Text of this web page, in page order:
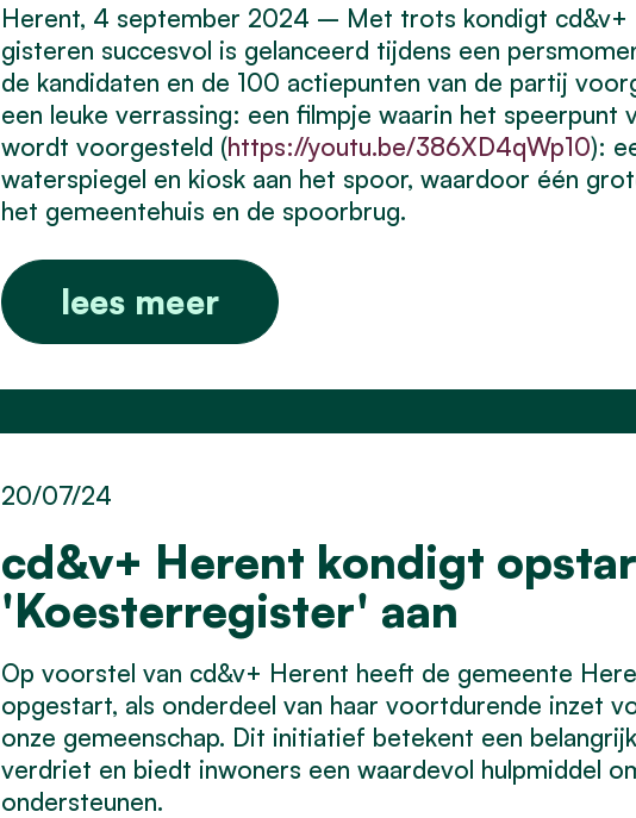
Herent, 4 september 2024 – Met trots kondigt cd&v+
gisteren succesvol is gelanceerd tijdens een
de kandidaten en de 100 actiepunten van de partij
een leuke verrassing: een filmpje waarin het speerpunt
wordt voorgesteld (https://youtu.be/386XD4qWp10):
waterspiegel en kiosk aan het spoor, waardoor één
het gemeentehuis en de spoorbrug.
lees meer
cd&v+ Herent kondigt
'Koesterregister' aan
20/07/24
Op voorstel van cd&v+ Herent heeft de gemeente
opgestart, als onderdeel van haar voortdurende inzet
onze gemeenschap. Dit initiatief betekent een
verdriet en biedt inwoners een waardevol hulpmiddel
ondersteunen.